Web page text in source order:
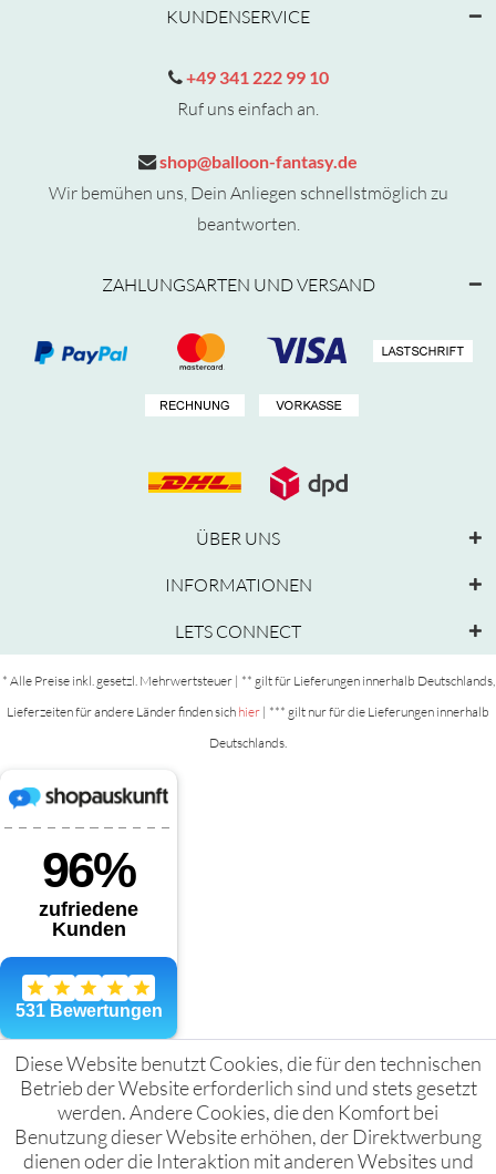
KUNDENSERVICE
+49 341 222 99 10
Ruf uns einfach an.
shop@balloon-fantasy.de
Wir bemühen uns, Dein Anliegen schnellstmöglich zu
beantworten.
ZAHLUNGSARTEN UND VERSAND
ÜBER UNS
INFORMATIONEN
LETS CONNECT
* Alle Preise inkl. gesetzl. Mehrwertsteuer | ** gilt für Lieferungen innerhalb Deutschlands,
Lieferzeiten für andere Länder finden sich hier | *** gilt nur für die Lieferungen innerhalb
Deutschlands.
Diese Website benutzt Cookies, die für den technischen
Betrieb der Website erforderlich sind und stets gesetzt
werden. Andere Cookies, die den Komfort bei
Benutzung dieser Website erhöhen, der Direktwerbung
dienen oder die Interaktion mit anderen Websites und